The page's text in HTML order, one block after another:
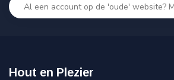
Hout en Plezier